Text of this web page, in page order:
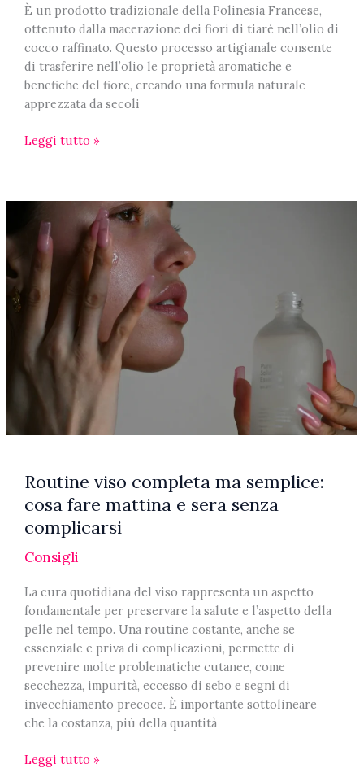
È un prodotto tradizionale della Polinesia Francese,
ottenuto dalla macerazione dei fiori di tiaré nell’olio di
cocco raffinato. Questo processo artigianale consente
di trasferire nell’olio le proprietà aromatiche e
benefiche del fiore, creando una formula naturale
apprezzata da secoli
Il
benefici:
tradizione
polinesiana
cura
naturale
Leggi tutto »
Routine viso completa ma semplice:
cosa fare mattina e sera senza
complicarsi
Consigli
La cura quotidiana del viso rappresenta un aspetto
fondamentale per preservare la salute e l’aspetto della
pelle nel tempo. Una routine costante, anche se
essenziale e priva di complicazioni, permette di
prevenire molte problematiche cutanee, come
secchezza, impurità, eccesso di sebo e segni di
invecchiamento precoce. È importante sottolineare
che la costanza, più della quantità
Routine
Leggi tutto »